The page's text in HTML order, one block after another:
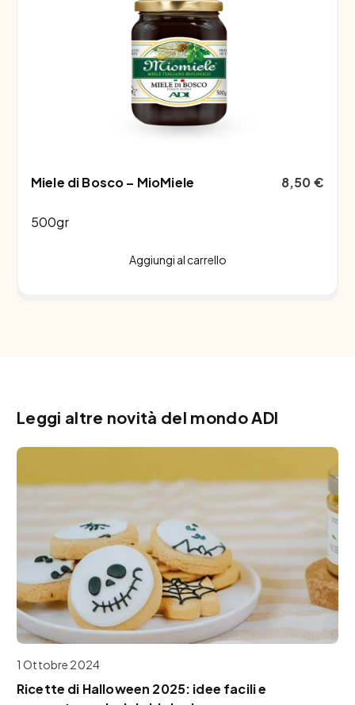
Miele di Bosco – MioMiele
500gr
8,50€
Aggiungi al carrello
Leggi altre novità del mondo ADI
1 Ottobre 2024
Ricette di Halloween 2025: idee facili e